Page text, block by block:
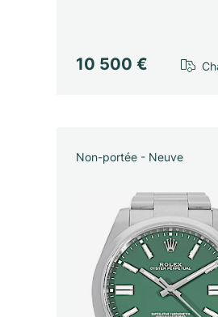
10 500 €
Non-portée - Neuve